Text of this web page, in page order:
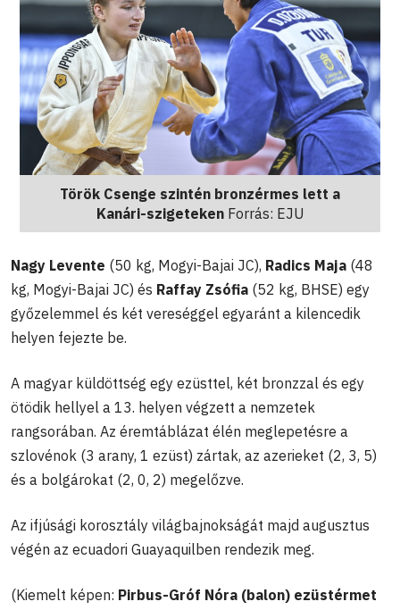
Török Csenge szintén bronzérmes lett a
Kanári-szigetekenForrás: EJU
Nagy Levente (50 kg, Mogyi-Bajai JC), Radics Maja (48
kg, Mogyi-Bajai JC) és Raffay Zsófia (52 kg, BHSE) egy
győzelemmel és két vereséggel egyaránt a kilencedik
helyen fejezte be.
A magyar küldöttség egy ezüsttel, két bronzzal és egy
ötödik hellyel a 13. helyen végzett a nemzetek
rangsorában. Az éremtáblázat élén meglepetésre a
szlovénok (3 arany, 1 ezüst) zártak, az azerieket (2, 3, 5)
és a bolgárokat (2, 0, 2) megelőzve.
Az ifjúsági korosztály világbajnokságát majd augusztus
végén az ecuadori Guayaquilben rendezik meg.
(Kiemelt képen: Pirbus-Gróf Nóra (balon) ezüstérmet